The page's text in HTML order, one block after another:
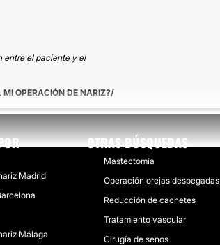
entre el paciente y el
OPERACIÓN DE NARIZ?
Madrid
Málaga
OTRAS BÚSQUEDAS
Mastectomía
Operación orejas despegadas
Reducción de cachetes
Tratamiento vascular
Cirugía de senos